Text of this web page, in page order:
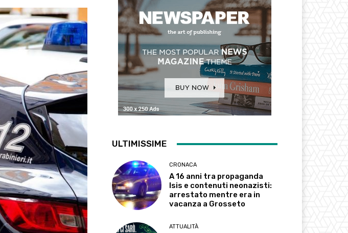
ULTIMISSIME
CRONACA
A 16 anni tra propaganda
Isis e contenuti neonazisti:
arrestato mentre era in
vacanza a Grosseto
ATTUALITÀ